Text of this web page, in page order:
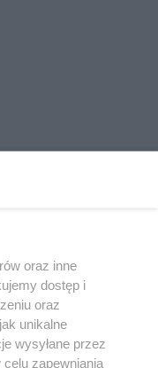
być powielany i
w jakikolwiek sposób (w
jakimkolwiek polu
umieszczaniem w
Jakiekolwiek użycie lub
z naruszeniem prawa,
groźbą kary i może być
oraz inne
dostęp i
oraz
unikalne
wysyłane przez
zapewniania